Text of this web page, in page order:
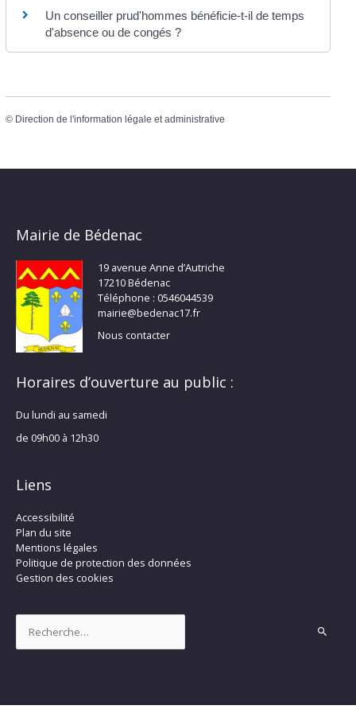
Un conseiller prud'hommes bénéficie-t-il de temps
d'absence ou de congés ?
© Direction de l'information légale et administrative
Mairie de Bédenac
19 avenue Anne d’Autriche
17210 Bédenac
Téléphone : 0546044539
mairie@bedenac17.fr
Nous contacter
Horaires d’ouverture au public :
Du lundi au samedi
de 09h00 à 12h30
Liens
Accessibilité
Plan du site
Mentions légales
Politique de protection des données
Gestion des cookies